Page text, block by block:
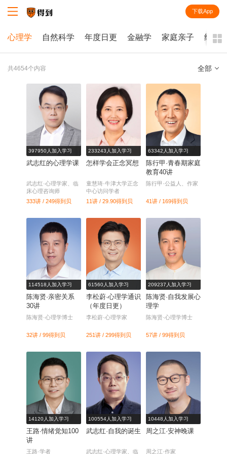
下载App
心理学 自然科学 年度日更 金融学 家庭亲子 经济
共4654个内容 全部
全部
课程
每天听本书
电子书
397950人加入学习
武志红的心理学课
武志红·心理学家、临
床心理咨询师
333讲 / 249得到贝
233243人加入学习
怎样学会正念冥想
童慧琦·牛津大学正念
中心访问学者
11讲 / 29.90得到贝
63342人加入学习
陈行甲·青春期家庭
教育40讲
陈行甲·公益人、作家
41讲 / 169得到贝
114518人加入学习
陈海贤·亲密关系
30讲
陈海贤·心理学博士
32讲 / 99得到贝
61560人加入学习
李松蔚·心理学通识
（年度日更）
李松蔚·心理学家
251讲 / 299得到贝
209237人加入学习
陈海贤·自我发展心
理学
陈海贤·心理学博士
57讲 / 99得到贝
14120人加入学习
王路·情绪觉知100
讲
王路·学者
100554人加入学习
武志红·自我的诞生
武志红·心理学家、临
10448人加入学习
周之江·安神晚课
周之江·作家